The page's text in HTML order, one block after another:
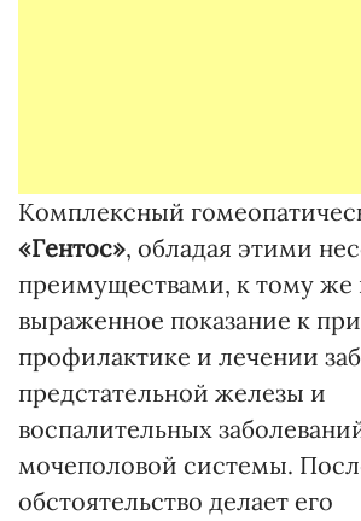
Комплексный
«Гентос», обладая этими
преимуществами, к тому же
выраженное показание к
профилактике и лечении
предстательной железы и
воспалительных
мочеполовой системы.
обстоятельство делает его